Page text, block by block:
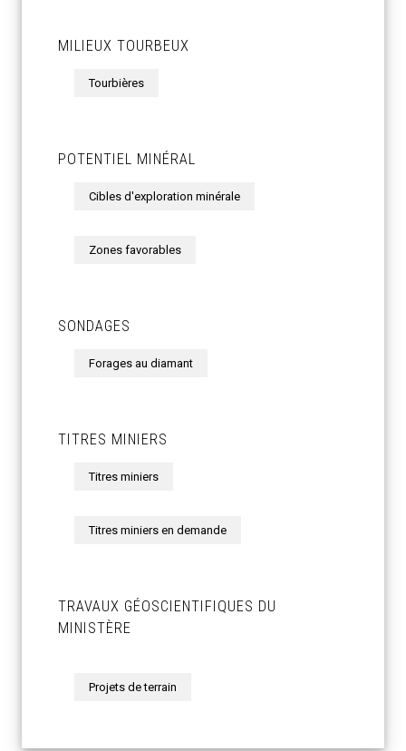
MILIEUX TOURBEUX
Tourbières
POTENTIEL MINÉRAL
Cibles d'exploration minérale
Zones favorables
SONDAGES
Forages au diamant
TITRES MINIERS
Titres miniers
Titres miniers en demande
TRAVAUX GÉOSCIENTIFIQUES DU
MINISTÈRE
Projets de terrain